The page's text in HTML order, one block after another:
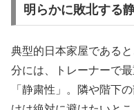
明らかに敗北する静
典型的日本家屋である
分には、トレーナーで
「静粛性」。隣や階下